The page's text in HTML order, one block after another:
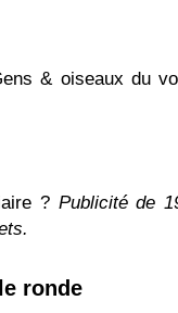
& oiseaux du
? Publicité de
ronde